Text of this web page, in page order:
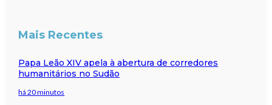
Mais Recentes
Papa Leão XIV apela à abertura de corredores
humanitários no Sudão
há 20 minutos